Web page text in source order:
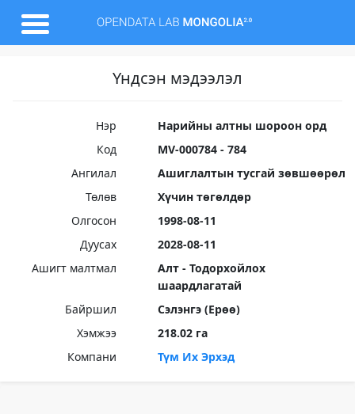
Үндсэн мэдээлэл
Нэр
Нарийны алтны шороон орд
Код
MV-000784 - 784
Ангилал
Ашиглалтын тусгай зөвшөөрөл
Төлөв
Хүчин төгөлдөр
Олгосон
1998-08-11
Дуусах
2028-08-11
Ашигт малтмал
Алт - Тодорхойлох
шаардлагатай
Байршил
Сэлэнгэ (Ерөө)
Хэмжээ
218.02 га
Компани
Түм Их Эрхэд